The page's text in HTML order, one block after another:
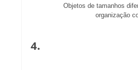
Objetos de tamanhos
organização
4.